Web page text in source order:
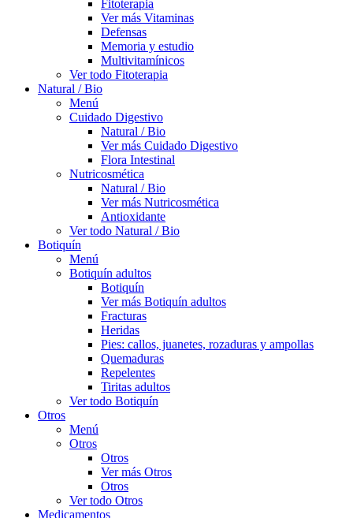
Fitoterapia
Ver más Vitaminas
Defensas
Memoria y estudio
Multivitamínicos
Ver todo Fitoterapia
Natural / Bio
Menú
Cuidado Digestivo
Natural / Bio
Ver más Cuidado Digestivo
Flora Intestinal
Nutricosmética
Natural / Bio
Ver más Nutricosmética
Antioxidante
Ver todo Natural / Bio
Botiquín
Menú
Botiquín adultos
Botiquín
Ver más Botiquín adultos
Fracturas
Heridas
Pies: callos, juanetes, rozaduras y ampollas
Quemaduras
Repelentes
Tiritas adultos
Ver todo Botiquín
Otros
Menú
Otros
Otros
Ver más Otros
Otros
Ver todo Otros
Medicamentos